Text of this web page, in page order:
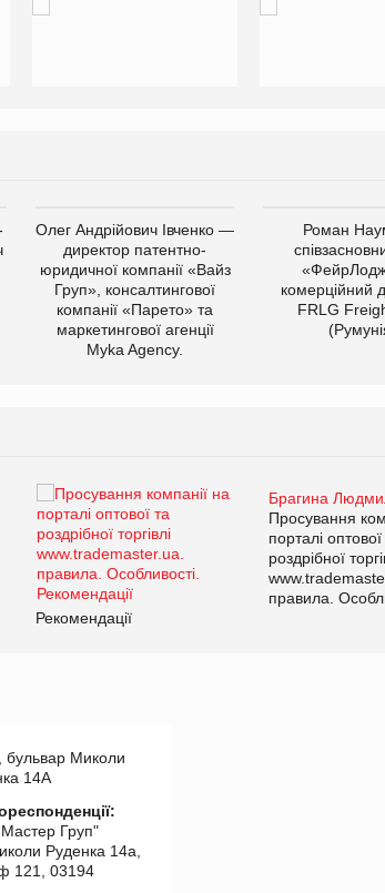
Олег Андрійович Івченко —
директор патентно-
юридичної компанії «Вайз
Груп», консалтингової
компанії «Парето» та
маркетингової агенції
Myka Agency.
Роман
комерційний
FRLG
Брагина
Просування
порталі оптової
роздрібної
правила.
Рекомендації
бульвар Миколи
14А
Груп"
Руденка 14а,
121, 03194